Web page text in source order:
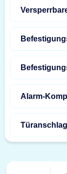
Alarm-
Türanschlag